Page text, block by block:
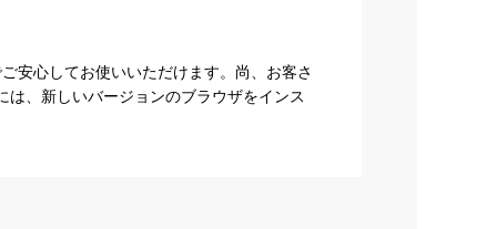
安心してお使いいただけます。尚、お客さ
、新しいバージョンのブラウザをインス